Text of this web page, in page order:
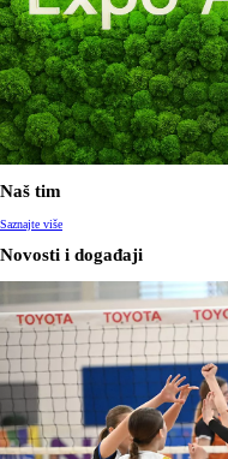
Naš tim
Saznajte više
Novosti i događaji